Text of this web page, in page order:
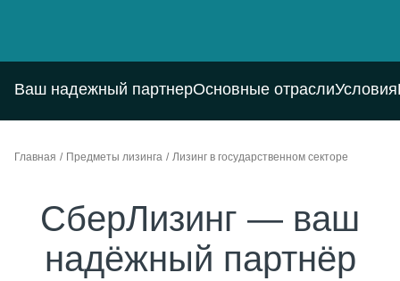
Ваш надежный партнерОсновные отраслиУсловия
Главная Предметы лизинга Лизинг в государственном секторе
СберЛизинг — ваш
надёжный партнёр